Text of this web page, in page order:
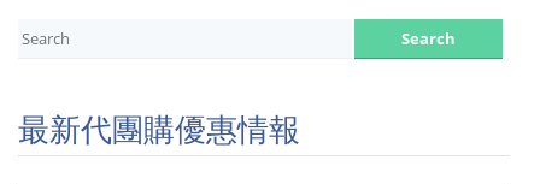
最新代團購優惠情報